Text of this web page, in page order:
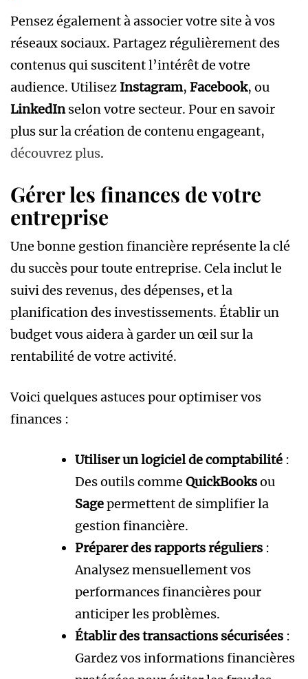
Pensez également à associer votre site à vos
réseaux sociaux. Partagez régulièrement des
contenus qui suscitent l’intérêt de votre
audience. Utilisez Instagram, Facebook, ou
LinkedInselon votre secteur. Pour en savoir
plus sur la création de contenu engageant,
découvrez plus.
Gérer les finances de votre
entreprise
Une bonne gestion financière représente la clé
du succès pour toute entreprise. Cela inclut le
suivi des revenus, des dépenses, et la
planification des investissements. Établir un
budget vous aidera à garder un œil sur la
rentabilité de votre activité.
Voici quelques astuces pour optimiser vos
finances :
Utiliser un logiciel de comptabilité :
Des outils comme QuickBooksou
Sagepermettent de simplifier la
gestion financière.
Préparer des rapports réguliers :
Analysez mensuellement vos
performances financières pour
anticiper les problèmes.
Établir des transactions sécurisées :
Gardez vos informations financières